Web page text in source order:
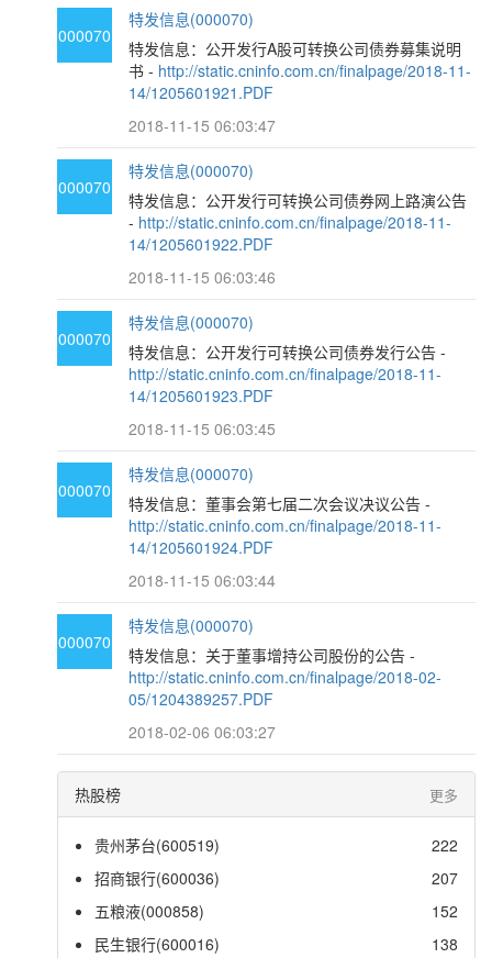
000070
特发信息(000070)
特发信息：公开发行A股可转换公司债券募集说明
书 - http://static.cninfo.com.cn/finalpage/2018-11-
14/1205601921.PDF
2018-11-15 06:03:47
000070
特发信息(000070)
特发信息：公开发行可转换公司债券网上路演公告
- http://static.cninfo.com.cn/finalpage/2018-11-
14/1205601922.PDF
2018-11-15 06:03:46
000070
特发信息(000070)
特发信息：公开发行可转换公司债券发行公告 -
http://static.cninfo.com.cn/finalpage/2018-11-
14/1205601923.PDF
2018-11-15 06:03:45
000070
特发信息(000070)
特发信息：董事会第七届二次会议决议公告 -
http://static.cninfo.com.cn/finalpage/2018-11-
14/1205601924.PDF
2018-11-15 06:03:44
000070
特发信息(000070)
特发信息：关于董事增持公司股份的公告 -
http://static.cninfo.com.cn/finalpage/2018-02-
05/1204389257.PDF
2018-02-06 06:03:27
热股榜 更多
贵州茅台(600519)
222
招商银行(600036)
207
五粮液(000858)
152
民生银行(600016)
138